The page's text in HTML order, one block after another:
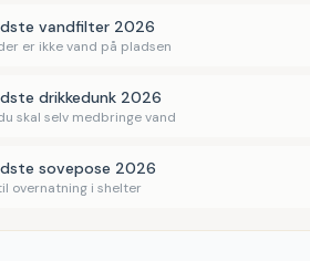
vandfilter 2026
er ikke vand på pladsen
drikkedunk 2026
skal selv medbringe vand
sovepose 2026
overnatning i shelter